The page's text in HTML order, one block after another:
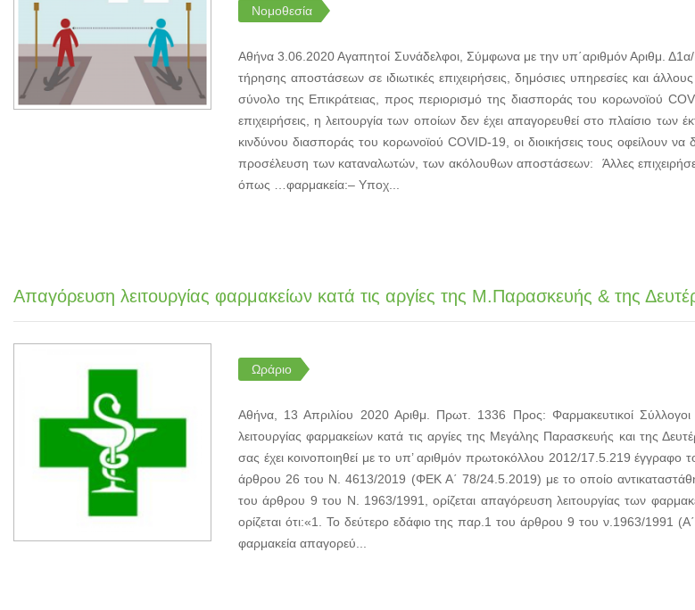
Νομοθεσία
Αθήνα 3.06.2020 Αγαπητοί Συνάδελφοι, Σύμφωνα με την υπ΄αριθμόν Αριθμ.
τήρησης αποστάσεων σε ιδιωτικές επιχειρήσεις, δημόσιες υπηρεσίες και
σύνολο της Επικράτειας, προς περιορισμό της διασποράς του κορωνοϊού COVID-
επιχειρήσεις, η λειτουργία των οποίων δεν έχει απαγορευθεί στο πλαίσιο των
κινδύνου διασποράς του κορωνοϊού COVID-19, οι διοικήσεις τους οφείλουν να
προσέλευση των καταναλωτών, των ακόλουθων αποστάσεων: Άλλες
όπως …φαρμακεία:– Υποχ...
Απαγόρευση λειτουργίας φαρμακείων κατά τις αργίες της M.Παρασκευής & της
Ωράριο
Αθήνα, 13 Απριλίου 2020 Αριθμ. Πρωτ. 1336 Προς: Φαρμακευτικοί
λειτουργίας φαρμακείων κατά τις αργίες της Μεγάλης Παρασκευής και της
σας έχει κοινοποιηθεί με το υπ’ αριθμόν πρωτοκόλλου 2012/17.5.219
άρθρου 26 του Ν. 4613/2019 (ΦΕΚ Α΄ 78/24.5.2019) με το οποίο
του άρθρου 9 του Ν. 1963/1991, ορίζεται απαγόρευση λειτουργίας των
ορίζεται ότι:«1. Το δεύτερο εδάφιο της παρ.1 του άρθρου 9 του ν.1963/1991
φαρμακεία απαγορεύ...